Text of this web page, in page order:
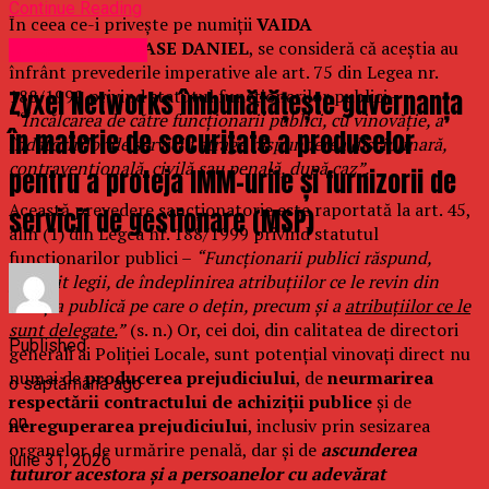
În ceea ce-i privește pe numițiiVAIDA
TĂNASE DANIEL, se consideră că aceștia au
înfrânt prevederile imperative ale art. 75 din Legea nr.
188/1999 privind statutul funcționarilor publici –
“Încălcarea de către funcționarii publici, cu vinovăție, a
îndatoririlor de serviciu atrage răspunderea disciplinară,
contravențională, civilă sau penală, după caz”.
Această prevedere sancționatorie este raportată la art. 45,
alin (1) din Legea nr. 188/1999 privind statutul
funcționarilor publici – “Funcționarii publici răspund,
potrivit legii, de îndeplinirea atribuțiilor ce le revin din
funcția publică pe care o dețin, precum și a atribuțiilor ce le
sunt delegate.”(s. n.) Or, cei doi, din calitatea de directori
generali ai Poliției Locale, sunt potențial vinovați direct nu
numai deproducerea prejudiciului, deneurmarirea
respectării contractului de achiziții publiceși de
nereguperarea prejudiciului, inclusiv prin sesizarea
organelor de urmărire penală, dar și de ascunderea
tuturor acestora și a persoanelor cu adevărat
Continue Reading
Zyxel Networks îmbunătățește guvernanța
în materie de securitate a produselor
pentru a proteja IMM-urile și furnizorii de
servicii de gestionare (MSP)
Published
o săptămână ago
on
iulie 31, 2026